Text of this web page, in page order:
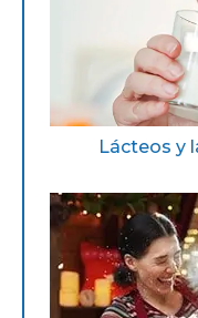
Lácteos y